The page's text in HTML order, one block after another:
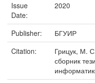
Issue
Date:
2020
Publisher:
БГУИР
Citation:
Грицук, М.
сборник